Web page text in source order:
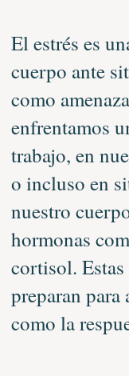
El estrés es
cuerpo ante
como
enfrentamos
trabajo, en
o incluso en
nuestro
hormonas
cortisol.
preparan para
como la